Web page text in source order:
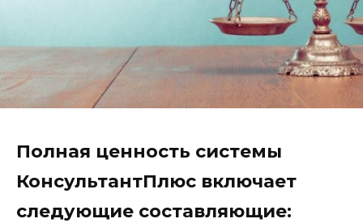
Полная ценность системы
КонсультантПлюс включает
следующие составляющие: